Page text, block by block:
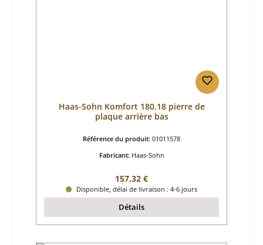
Haas-Sohn Komfort 180.18 pierre de
plaque arrière bas
Référence du produit: 01011578
Fabricant: Haas-Sohn
Prix régulier :
157,32 €
Disponible, délai de livraison : 4-6 jours
Détails